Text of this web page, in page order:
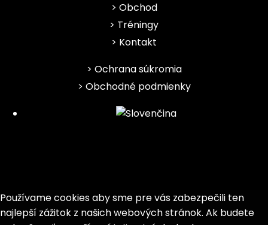
Obchod
Tréningy
Kontakt
Ochrana súkromia
Obchodné podmienky
Používame cookies aby sme pre vás zabezpečili ten
najlepší zážitok z našich webových stránok. Ak budete